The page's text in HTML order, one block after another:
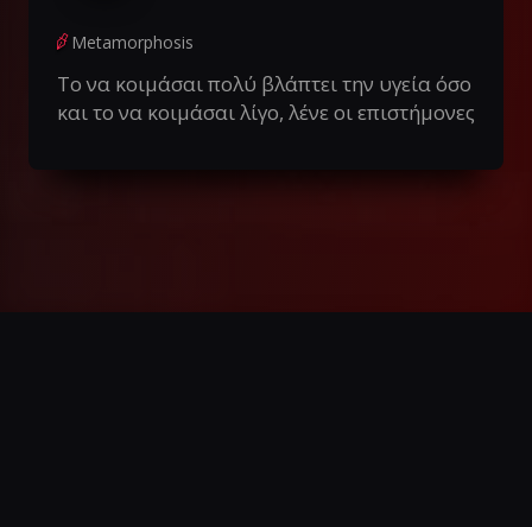
Metamorphosis
Το να κοιμάσαι πολύ βλάπτει την υγεία όσο
και το να κοιμάσαι λίγο, λένε οι επιστήμονες